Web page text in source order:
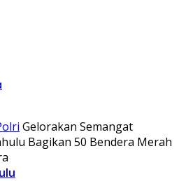
Gelorakan Semangat
Bagikan 50 Bendera Merah